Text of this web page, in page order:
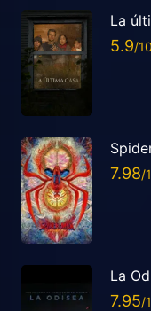
La
5.9
7.98
La
7.95